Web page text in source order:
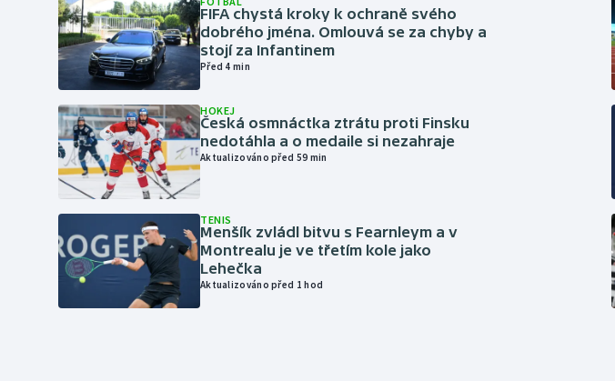
FIFA chystá kroky k ochraně svého
dobrého jména. Omlouvá se za chyby a
stojí za Infantinem
Před 4 min
HOKEJ
Česká osmnáctka ztrátu proti Finsku
nedotáhla a o medaile si nezahraje
Aktualizováno před 59 min
TENIS
Menšík zvládl bitvu s Fearnleym a v
Montrealu je ve třetím kole jako
Lehečka
Aktualizováno před 1 hod